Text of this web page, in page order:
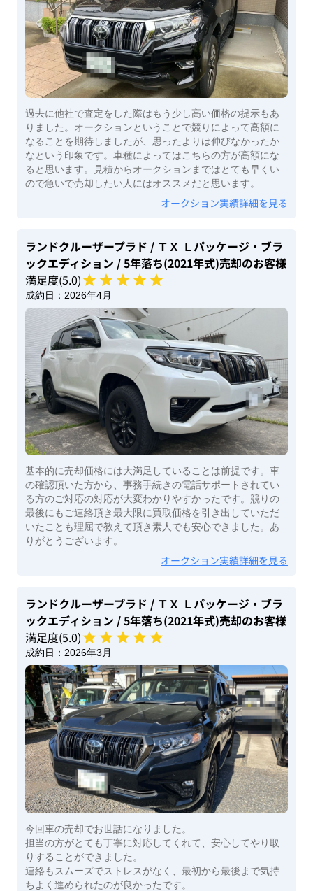
過去に他社で査定をした際はもう少し高い価格の提示もあ
りました。オークションということで競りによって高額に
なることを期待しましたが、思ったよりは伸びなかったか
なという印象です。車種によってはこちらの方が高額にな
ると思います。見積からオークションまではとても早くい
ので急いで売却したい人にはオススメだと思います。
オークション実績詳細を見る
ランドクルーザープラド / ＴＸ Ｌパッケージ・ブラ
ックエディション / 5年落ち(2021年式)売却のお客様
満足度(5.0)
成約日： 2026年4月
基本的に売却価格には大満足していることは前提です。車
の確認頂いた方から、事務手続きの電話サポートされてい
る方のご対応の対応が大変わかりやすかったです。競りの
最後にもご連絡頂き最大限に買取価格を引き出していただ
いたことも理屈で教えて頂き素人でも安心できました。あ
りがとうございます。
オークション実績詳細を見る
ランドクルーザープラド / ＴＸ Ｌパッケージ・ブラ
ックエディション / 5年落ち(2021年式)売却のお客様
満足度(5.0)
成約日： 2026年3月
今回車の売却でお世話になりました。
担当の方がとても丁寧に対応してくれて、安心してやり取
りすることができました。
連絡もスムーズでストレスがなく、最初から最後まで気持
ちよく進められたのが良かったです。